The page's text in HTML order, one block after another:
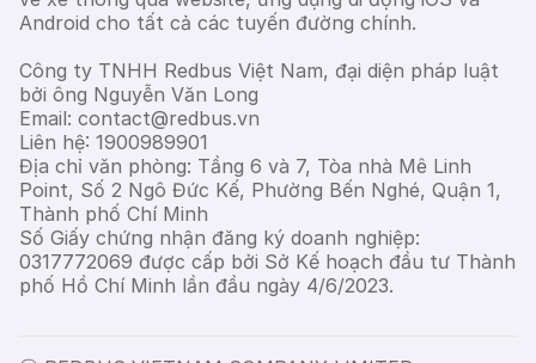
Android cho tất cả các tuyến đường chính.
Công ty TNHH Redbus Việt Nam, đại diện pháp luật
bởi ông Nguyễn Văn Long
Email: contact@redbus.vn
Liên hệ: 1900989901
Địa chỉ văn phòng: Tầng 6 và 7, Tòa nhà Mê Linh
Point, Số 2 Ngô Đức Kế, Phường Bến Nghé, Quận 1,
Thành phố Chí Minh
Số Giấy chứng nhận đăng ký doanh nghiệp:
0317772069 được cấp bởi Sở Kế hoạch đầu tư Thành
phố Hồ Chí Minh lần đầu ngày 4/6/2023.